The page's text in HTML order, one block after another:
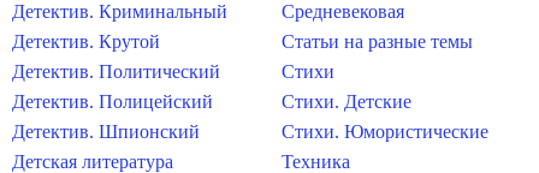
Детектив. Криминальный
Детектив. Крутой
Детектив. Политический
Детектив. Полицейский
Детектив. Шпионский
Детская литература
Средневековая
Статьи на разные темы
Стихи
Стихи. Детские
Стихи. Юмористические
Техника